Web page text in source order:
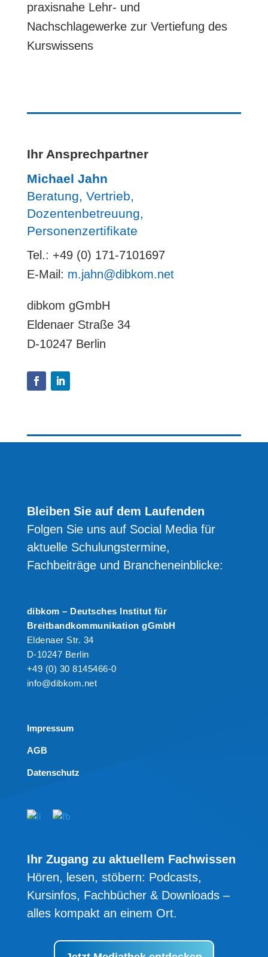
praxisnahe Lehr- und
Nachschlagewerke zur Vertiefung des
Kurswissens
Ihr Ansprechpartner
Michael Jahn
Beratung, Vertrieb,
Dozentenbetreuung,
Personenzertifikate
Tel.: +49 (0) 171-7101697
E-Mail: m.jahn@dibkom.net
dibkom gGmbH
Eldenaer Straße 34
D-10247 Berlin
Bleiben Sie auf dem Laufenden
Folgen Sie uns auf Social Media für
aktuelle Schulungstermine,
Fachbeiträge und Brancheneinblicke:
dibkom – Deutsches Institut für
Breitbandkommunikation gGmbH
Eldenaer Str. 34
D-10247 Berlin
+49 (0) 30 8145466-0
info@dibkom.net
Impressum
AGB
Datenschutz
Ihr Zugang zu aktuellem Fachwissen
Hören, lesen, stöbern: Podcasts,
Kursinfos, Fachbücher & Downloads –
alles kompakt an einem Ort.